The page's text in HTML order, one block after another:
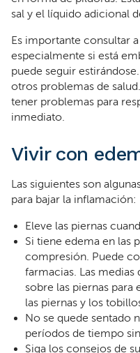
sal y el líquido adicional
Es importante consultar
especialmente si está
puede seguir
otros problemas de
tener problemas para
inmediato.
Vivir con
Las siguientes son
para bajar la inflamación:
Eleve las piernas
Si tiene edema en las
compresión. Puede
farmacias. Las
sobre las piernas para
las piernas y los
No se quede sentado
períodos de tiempo
Siga los consejos de